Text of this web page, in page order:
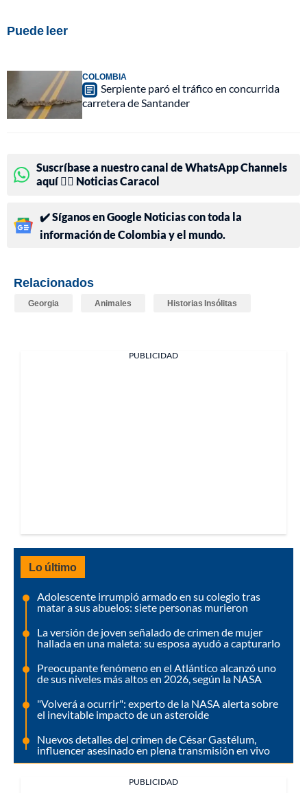
Puede leer
COLOMBIA
Serpiente paró el tráfico en concurrida
carretera de Santander
Suscríbase a nuestro canal de WhatsApp Channels
aquí 👉🏻 Noticias Caracol
✔️ Síganos en Google Noticias con toda la
información de Colombia y el mundo.
Relacionados
Georgia Animales Historias Insólitas
PUBLICIDAD
Lo último
Adolescente irrumpió armado en su colegio tras
matar a sus abuelos: siete personas murieron
La versión de joven señalado de crimen de mujer
hallada en una maleta: su esposa ayudó a capturarlo
Preocupante fenómeno en el Atlántico alcanzó uno
de sus niveles más altos en 2026, según la NASA
"Volverá a ocurrir": experto de la NASA alerta sobre
el inevitable impacto de un asteroide
Nuevos detalles del crimen de César Gastélum,
influencer asesinado en plena transmisión en vivo
PUBLICIDAD